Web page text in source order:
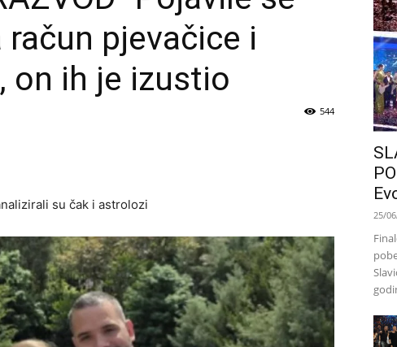
pjevačice i
on ih je izustio
544
su čak i astrolozi
25/